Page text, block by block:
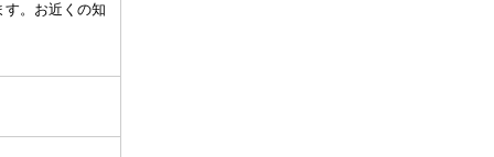
。お近くの知